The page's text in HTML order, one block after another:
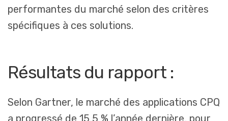
performantes du marché selon des critères
spécifiques à ces solutions.
Résultats du rapport :
Selon Gartner, le marché des applications CPQ
a progressé de 15,5 % l’année dernière, pour